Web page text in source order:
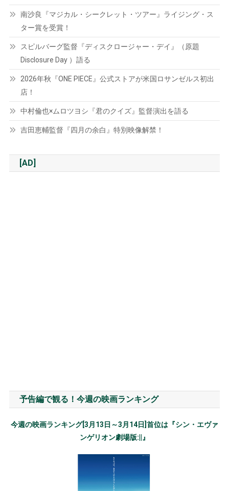
南沙良『マジカル・シークレット・ツアー』ライジング・ス
ター賞を受賞！
スピルバーグ監督『ディスクロージャー・デイ』（原題
Disclosure Day ）語る
2026年秋『ONE PIECE』公式ストアが米国ロサンゼルス初出
店！
中村倫也×ムロツヨシ『君のクイズ』監督演出を語る
吉田恵輔監督『四月の余白』特別映像解禁！
[AD]
予告編で観る！今週の映画ランキング
今週の映画ランキング[3月13日～3月14日]首位は『シン・エヴァ
ンゲリオン劇場版:||』